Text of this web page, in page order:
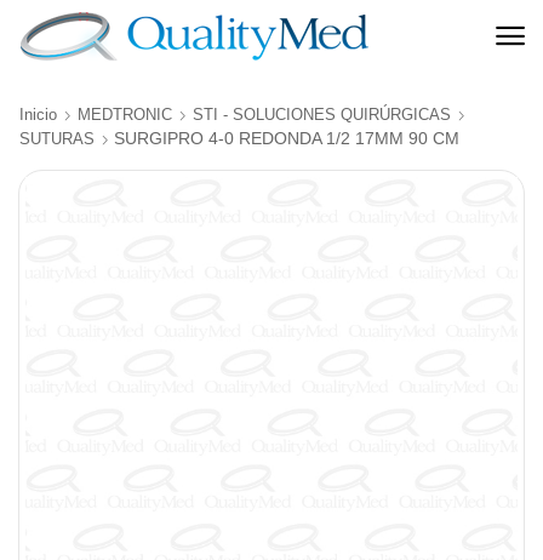
Inicio MEDTRONIC
STI - SOLUCIONES QUIRÚRGICAS
SUTURAS
SURGIPRO 4-0 REDONDA 1/2 17MM 90 CM